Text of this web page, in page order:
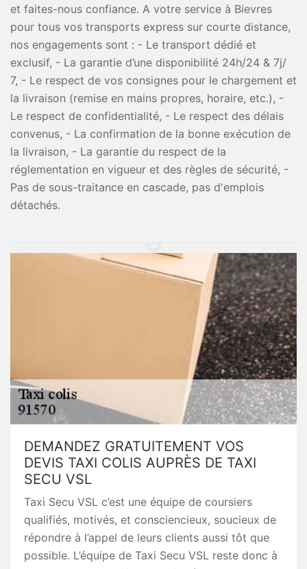
et faites-nous confiance. A votre service à Bievres
pour tous vos transports express sur courte distance,
nos engagements sont : - Le transport dédié et
exclusif, - La garantie d’une disponibilité 24h/24 & 7j/
7, - Le respect de vos consignes pour le chargement et
la livraison (remise en mains propres, horaire, etc.), -
Le respect de confidentialité, - Le respect des délais
convenus, - La confirmation de la bonne exécution de
la livraison, - La garantie du respect de la
réglementation en vigueur et des règles de sécurité, -
Pas de sous-traitance en cascade, pas d'emplois
détachés.
DEMANDEZ GRATUITEMENT VOS
DEVIS TAXI COLIS AUPRÈS DE TAXI
SECU VSL
Taxi Secu VSL c’est une équipe de coursiers
qualifiés, motivés, et consciencieux, soucieux de
répondre à l’appel de leurs clients aussi tôt que
possible. L’équipe de Taxi Secu VSL reste donc à